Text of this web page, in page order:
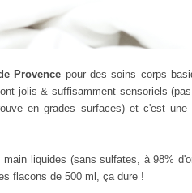
Provence pour des soins corps
jolis & suffisamment sensoriels
en grades surfaces) et c'est
liquides (sans sulfates, à 98%
flacons de 500 ml, ça dure !